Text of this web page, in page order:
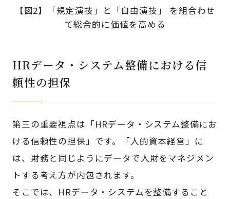
【図2】「規定演技」と「自由演技」 を組合わせ
て総合的に価値を高める
HRデータ・システム整備における信
頼性の担保
第三の重要視点は「HRデータ・システム整備にお
ける信頼性の担保」です。「人的資本経営」に
は、財務と同じようにデータで人財をマネジメン
トする考え方が内包されます。
そこでは、HRデータ・システムを整備すること